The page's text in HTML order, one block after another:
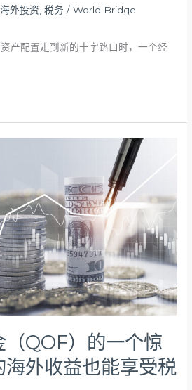
,海外投资 ,税务 /World Bridge
产配置走到新的十字路口时，一个经
（QOF）的一个惊
海外收益也能享受税